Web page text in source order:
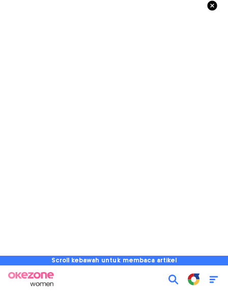
Scroll kebawah untuk membaca artikel